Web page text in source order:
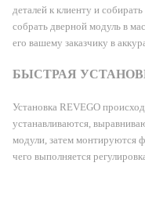
деталей к клиенту и
собрать дверной модуль в
его вашему заказчику в
БЫСТРАЯ
Установка REVEGO
устанавливаются,
модули, затем монтируются
чего выполняется